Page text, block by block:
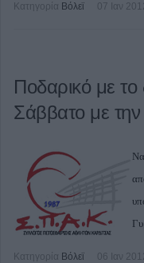
Κατηγορία Βόλεϊ 07 Ιαν 2012
Ποδαρικό με το
Σάββατο με
Κατηγορία Βόλεϊ 06 Ιαν 2012